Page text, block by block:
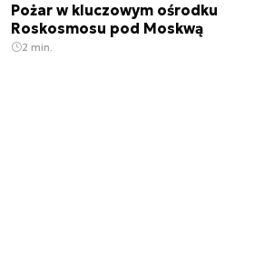
Pożar w kluczowym ośrodku
Roskosmosu pod Moskwą
2 min.